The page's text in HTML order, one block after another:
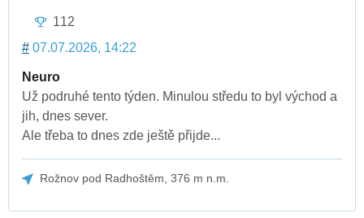
112
# 07.07.2026, 14:22
Neuro
Už podruhé tento týden. Minulou středu to byl východ a
jih, dnes sever.
Ale třeba to dnes zde ještě přijde...
Rožnov pod Radhoštěm, 376 m n.m.